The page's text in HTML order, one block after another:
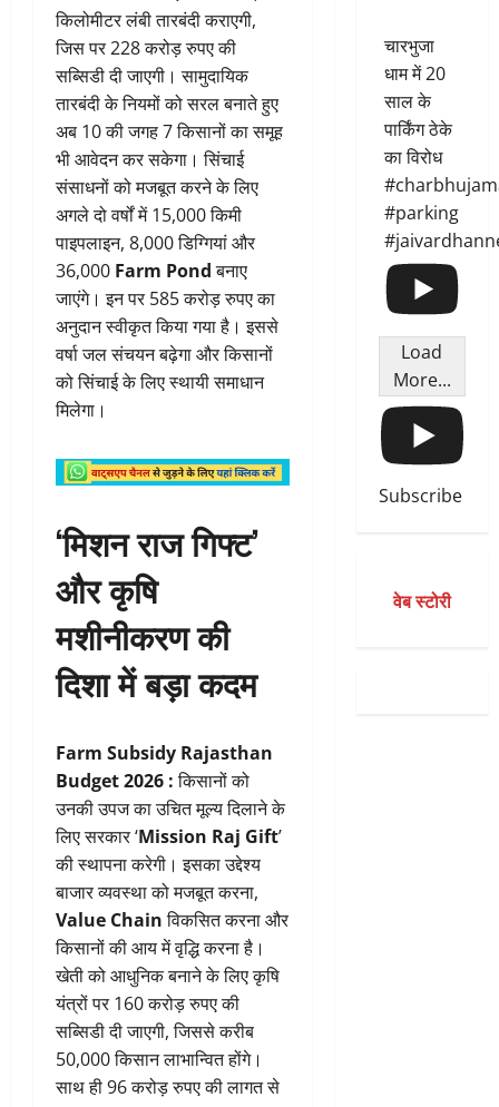
किलोमीटर लंबी तारबंदी कराएगी,
जिस पर 228 करोड़ रुपए की
सब्सिडी दी जाएगी। सामुदायिक
तारबंदी के नियमों को सरल बनाते हुए
अब 10 की जगह 7 किसानों का समूह
भी आवेदन कर सकेगा। सिंचाई
संसाधनों को मजबूत करने के लिए
अगले दो वर्षों में 15,000 किमी
पाइपलाइन, 8,000 डिग्गियां और
36,000 Farm Pondबनाए
जाएंगे। इन पर 585 करोड़ रुपए का
अनुदान स्वीकृत किया गया है। इससे
वर्षा जल संचयन बढ़ेगा और किसानों
को सिंचाई के लिए स्थायी समाधान
मिलेगा।
‘मिशन राज गिफ्ट’
और कृषि
मशीनीकरण की
दिशा में बड़ा कदम
Farm Subsidy Rajasthan
Budget 2026 :किसानों को
उनकी उपज का उचित मूल्य दिलाने के
लिए सरकार ‘Mission Raj Gift’
की स्थापना करेगी। इसका उद्देश्य
बाजार व्यवस्था को मजबूत करना,
Value Chainविकसित करना और
किसानों की आय में वृद्धि करना है।
खेती को आधुनिक बनाने के लिए कृषि
यंत्रों पर 160 करोड़ रुपए की
सब्सिडी दी जाएगी, जिससे करीब
50,000 किसान लाभान्वित होंगे।
साथ ही 96 करोड़ रुपए की लागत से
चारभुजा
धाम में 20
साल के
पार्किंग ठेके
का विरोध
#parking
Load
More...
Subscribe
वेब स्टोरी